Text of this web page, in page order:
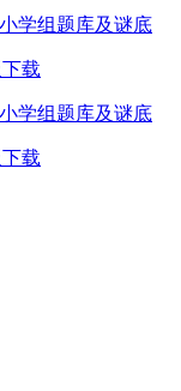
学组题库及谜底
载
学组题库及谜底
载